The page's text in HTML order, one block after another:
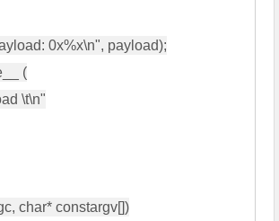
0x%x\n", payload);
(
\t\n"
char* constargv[])